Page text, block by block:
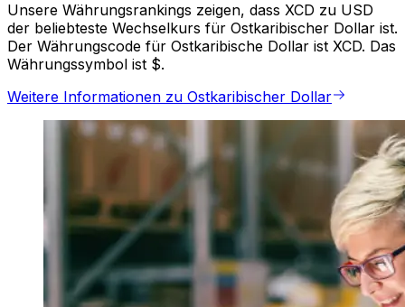
Unsere Währungsrankings zeigen, dass XCD zu USD
der beliebteste Wechselkurs für Ostkaribischer Dollar ist.
Der Währungscode für Ostkaribische Dollar ist XCD. Das
Währungssymbol ist $.
Weitere Informationen zu Ostkaribischer Dollar